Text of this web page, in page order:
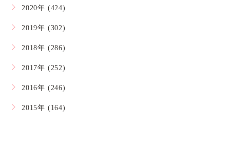
2020年 (424)
2019年 (302)
2018年 (286)
2017年 (252)
2016年 (246)
2015年 (164)